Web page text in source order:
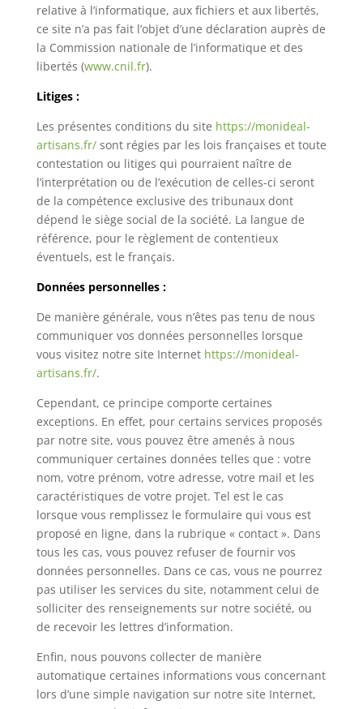
relative à l’informatique, aux fichiers et aux libertés,
ce site n’a pas fait l’objet d’une déclaration auprès de
la Commission nationale de l’informatique et des
libertés (www.cnil.fr).
Litiges :
Les présentes conditions du site https://monideal-
artisans.fr/sont régies par les lois françaises et toute
contestation ou litiges qui pourraient naître de
l’interprétation ou de l’exécution de celles-ci seront
de la compétence exclusive des tribunaux dont
dépend le siège social de la société. La langue de
référence, pour le règlement de contentieux
éventuels, est le français.
Données personnelles :
De manière générale, vous n’êtes pas tenu de nous
communiquer vos données personnelles lorsque
vous visitez notre site Internet https://monideal-
artisans.fr/.
Cependant, ce principe comporte certaines
exceptions. En effet, pour certains services proposés
par notre site, vous pouvez être amenés à nous
communiquer certaines données telles que : votre
nom, votre prénom, votre adresse, votre mail et les
caractéristiques de votre projet. Tel est le cas
lorsque vous remplissez le formulaire qui vous est
proposé en ligne, dans la rubrique « contact ». Dans
tous les cas, vous pouvez refuser de fournir vos
données personnelles. Dans ce cas, vous ne pourrez
pas utiliser les services du site, notamment celui de
solliciter des renseignements sur notre société, ou
de recevoir les lettres d’information.
Enfin, nous pouvons collecter de manière
automatique certaines informations vous concernant
lors d’une simple navigation sur notre site Internet,